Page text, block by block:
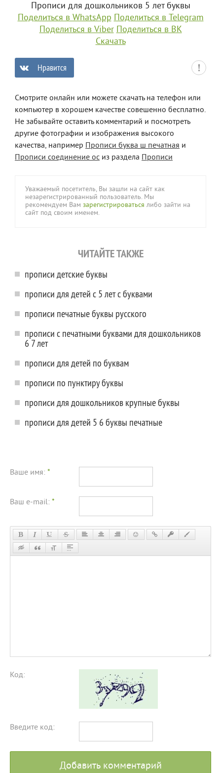
Прописи для дошкольников 5 лет буквы
Поделиться в WhatsApp Поделиться в Telegram
Поделиться в Viber Поделиться в ВК
Скачать
Нравится
Смотрите онлайн или можете скачать на телефон или
компьютер в хорошем качестве совешенно бесплатно.
Не забывайте оставить комментарий и посмотреть
другие фотографии и изображения высокого
качества, например Прописи буква ш печатная и
Прописи соединение ос из раздела Прописи
Уважаемый посетитель, Вы зашли на сайт как
незарегистрированный пользователь. Мы
рекомендуем Вам зарегистрироваться либо зайти на
сайт под своим именем.
ЧИТАЙТЕ ТАКЖЕ
прописи детские буквы
прописи для детей с 5 лет с буквами
прописи печатные буквы русского
прописи с печатными буквами для дошкольников
6 7 лет
прописи для детей по буквам
прописи по пунктиру буквы
прописи для дошкольников крупные буквы
прописи для детей 5 6 буквы печатные
Ваше имя: *
Ваш e-mail: *
Код:
Введите код:
Добавить комментарий